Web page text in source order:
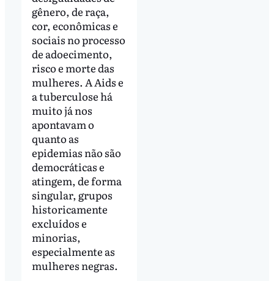
gênero, de raça,
cor, econômicas e
sociais no processo
de adoecimento,
risco e morte das
mulheres. A Aids e
a tuberculose há
muito já nos
apontavam o
quanto as
epidemias não são
democráticas e
atingem, de forma
singular, grupos
historicamente
excluídos e
minorias,
especialmente as
mulheres negras.